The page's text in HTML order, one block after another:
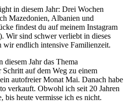
in diesem Jahr: Drei Wochen
Mazedonien, Albanien und
findest du auf meinem Instagram
). Wir sind schwer verliebt in dieses
wir endlich intensive Familienzeit.
Jahr das Thema
auf dem Weg zu einem
autofreier Monat Mai. Danach habe
verkauft. Obwohl ich seit 20 Jahren
bis heute vermisse ich es nicht.